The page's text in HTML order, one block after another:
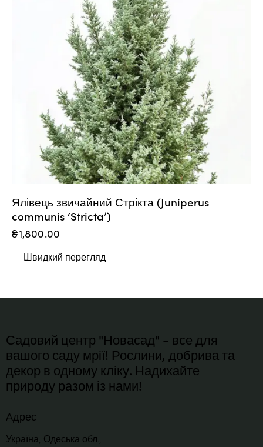
Ялівець звичайний Стрікта (Juniperus
communis ‘Stricta’)
₴1,800.00
Швидкий перегляд
Садовий центр "Новасад" - все для
вашого саду мрії! Рослини, добрива та
декор в одному кліку. Надихайте
природу разом із нами!
Адрес
Україна, Одеська обл.,